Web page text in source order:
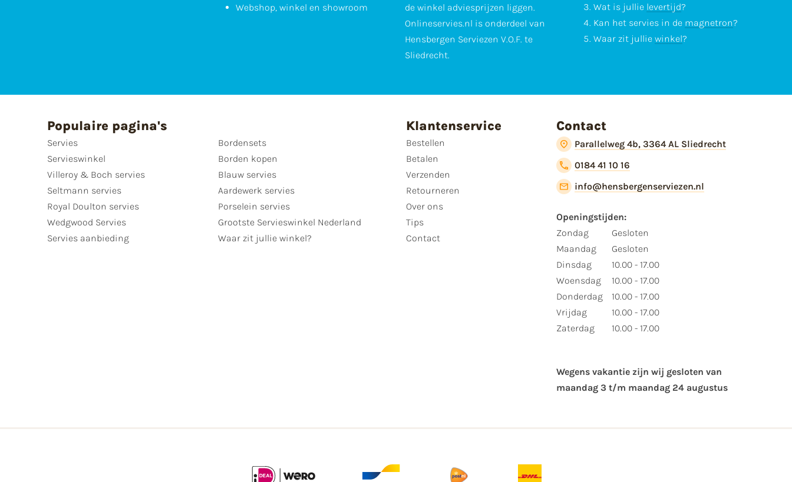
Webshop, winkel en showroom
de winkel adviesprijzen liggen.
Onlineservies.nl is onderdeel van
Hensbergen Serviezen V.O.F. te
Sliedrecht.
Wat is jullie levertijd?
Kan het servies in de magnetron?
Waar zit jullie winkel?
Populaire pagina's
Servies
Servieswinkel
Villeroy & Boch servies
Seltmann servies
Royal Doulton servies
Wedgwood Servies
Servies aanbieding
Bordensets
Borden kopen
Blauw servies
Aardewerk servies
Porselein servies
Grootste Servieswinkel Nederland
Waar zit jullie winkel?
Klantenservice
Bestellen
Betalen
Verzenden
Retourneren
Over ons
Tips
Contact
Contact
Parallelweg 4b, 3364 AL Sliedrecht
0184 41 10 16
info@hensbergenserviezen.nl
Openingstijden:
Zondag
Maandag
Dinsdag
Woensdag
Donderdag
Vrijdag
Zaterdag
Gesloten
Gesloten
10.00 - 17.00
10.00 - 17.00
10.00 - 17.00
10.00 - 17.00
10.00 - 17.00
Wegens vakantie zijn wij gesloten van ​
maandag 3 t/m maandag 24 augustus